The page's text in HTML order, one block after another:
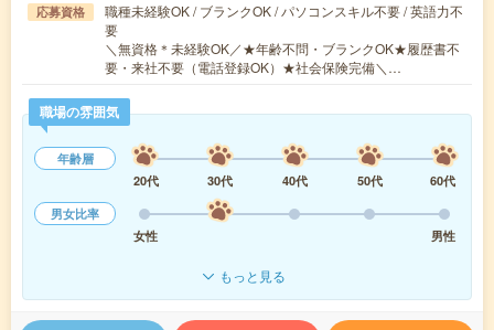
応募資格
職種未経験OK / ブランクOK / パソコンスキル不要 / 英語力不
要
＼無資格＊未経験OK／★年齢不問・ブランクOK★履歴書不
要・来社不要（電話登録OK）★社会保険完備＼…
職場の雰囲気
年齢層
20代
30代 40代 50代
60代
男女比率
女性
男性
もっと見る